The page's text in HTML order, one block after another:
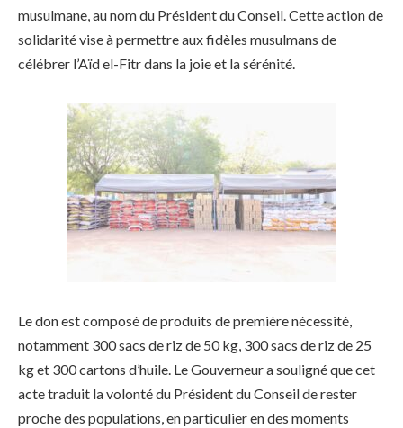
musulmane, au nom du Président du Conseil. Cette action de
solidarité vise à permettre aux fidèles musulmans de
célébrer l’Aïd el-Fitr dans la joie et la sérénité.
Le don est composé de produits de première nécessité,
notamment 300 sacs de riz de 50 kg, 300 sacs de riz de 25
kg et 300 cartons d’huile. Le Gouverneur a souligné que cet
acte traduit la volonté du Président du Conseil de rester
proche des populations, en particulier en des moments